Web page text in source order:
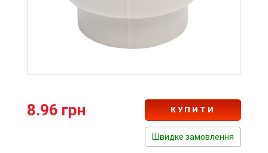
8.96 грн
Швидке замовлення
КУПИТИ